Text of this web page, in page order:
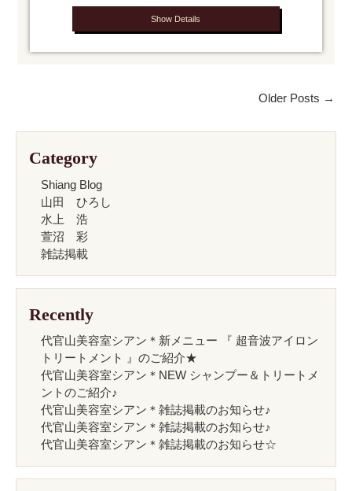
Show Details
Older Posts →
Category
Shiang Blog
山田 ひろし
水上 浩
萱沼 彩
雑誌掲載
Recently
代官山美容室シアン＊新メニュー 『 超音波アイロン
トリートメント 』のご紹介★
代官山美容室シアン＊NEW シャンプー＆トリートメ
ントのご紹介♪
代官山美容室シアン＊雑誌掲載のお知らせ♪
代官山美容室シアン＊雑誌掲載のお知らせ♪
代官山美容室シアン＊雑誌掲載のお知らせ☆